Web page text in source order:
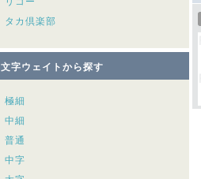
タカ倶楽部
文字ウェイトから探す
極細
中細
普通
中字